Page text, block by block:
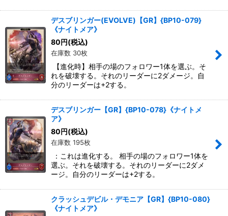
デスブリンガー(EVOLVE)【GR】{BP10-079}
《ナイトメア》
80円(税込)
在庫数 30枚
【進化時】相手の場のフォロワー1体を選ぶ。そ
れを破壊する。それのリーダーに2ダメージ。自
分のリーダーは+2する。
デスブリンガー【GR】{BP10-078}《ナイトメ
ア》
80円(税込)
在庫数 195枚
：これは進化する。 相手の場のフォロワー1体を
選ぶ。それを破壊する。それのリーダーに2ダメ
ージ。自分のリーダーは+2する。
クラッシュデビル・デモニア【GR】{BP10-080}
《ナイトメア》